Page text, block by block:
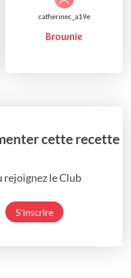
catherinec_a19e
Brownie
cette recette
rejoignez le Club
S'inscrire